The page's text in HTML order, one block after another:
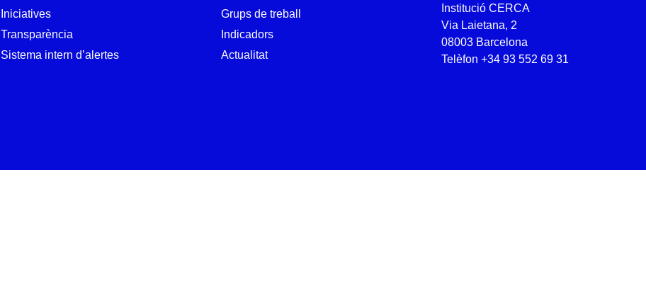
Iniciatives
Transparència
Sistema intern d’alertes
Grups de treball
Indicadors
Actualitat
Institució CERCA
Via Laietana, 2
08003 Barcelona
Telèfon+34 93 552 69 31